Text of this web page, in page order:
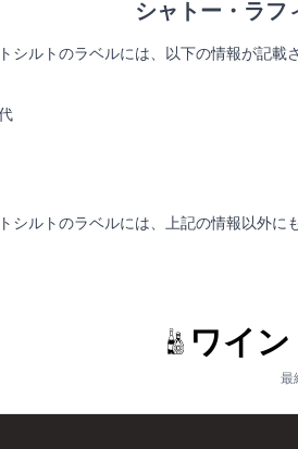
シャトー・ラフ
シルトのラベルには、以下の情報が記載
シルトのラベルには、上記の情報以外に
ワイ
最